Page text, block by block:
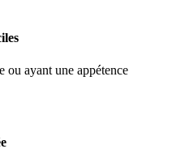
ou ayant une appétence